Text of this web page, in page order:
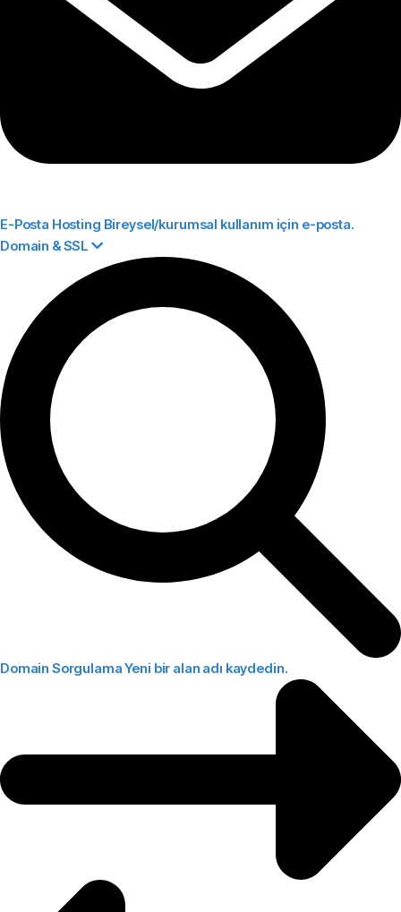
E-Posta Hosting Bireysel/kurumsal kullanım için e-posta.
Domain & SSL
Domain SorgulamaYeni bir alan adı kaydedin.